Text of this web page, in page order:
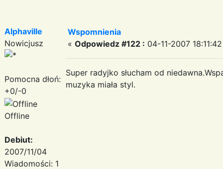
Alphaville
Nowicjusz
Pomocna dłoń:
+0/-0
Offline
Debiut:
2007/11/04
Wiadomości: 1
Wspomnienia
« Odpowiedz #122 : 04-11-2007
Super radyjko słucham od
muzyka miała styl.